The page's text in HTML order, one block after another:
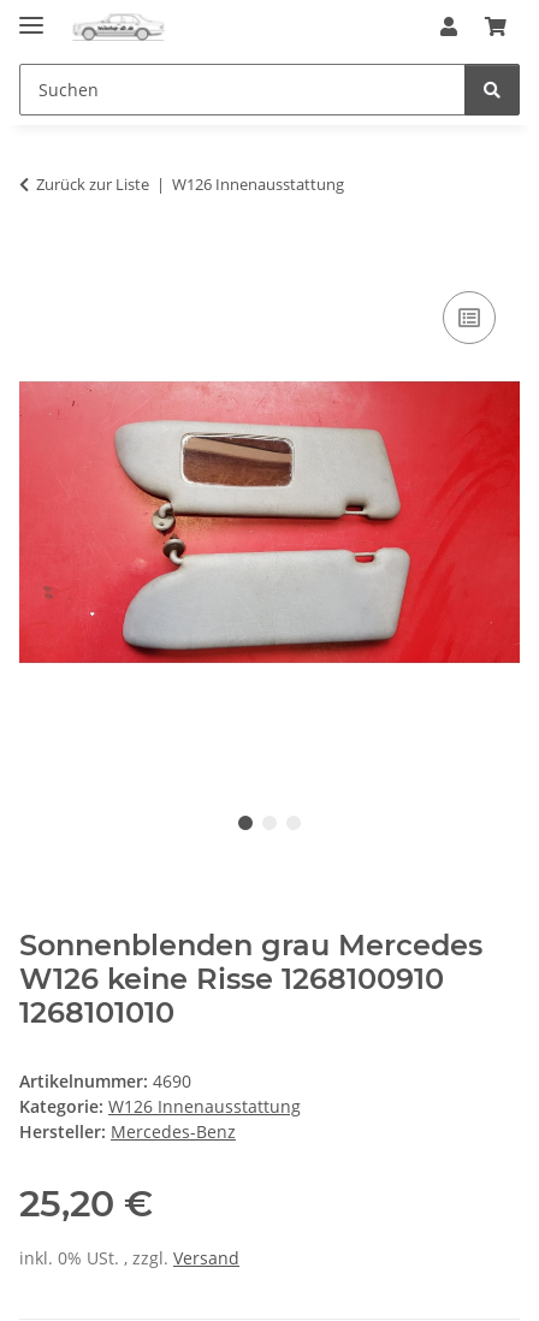
Zurück zur Liste W126 Innenausstattung
Sonnenblenden grau Mercedes
W126 keine Risse 1268100910
1268101010
Artikelnummer: 4690
Kategorie: W126 Innenausstattung
Hersteller: Mercedes-Benz
25,20 €
inkl. 0% USt. , zzgl. Versand